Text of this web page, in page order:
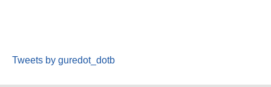
Tweets by guredot_dotb